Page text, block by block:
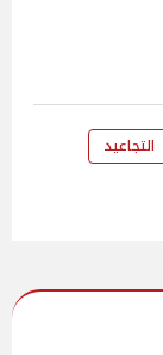
التجاعيد